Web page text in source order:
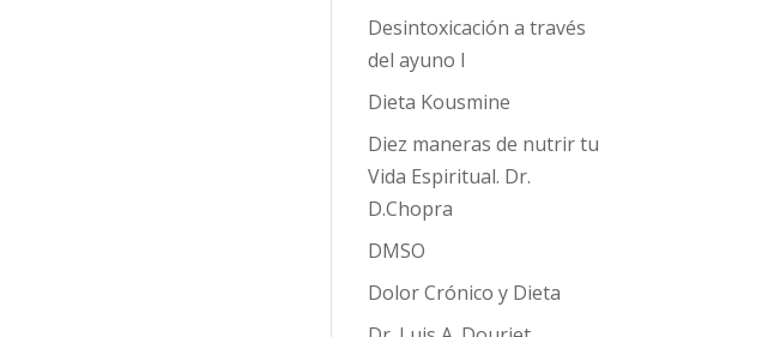
Desintoxicación a través
del ayuno I
Dieta Kousmine
Diez maneras de nutrir tu
Vida Espiritual. Dr.
D.Chopra
DMSO
Dolor Crónico y Dieta